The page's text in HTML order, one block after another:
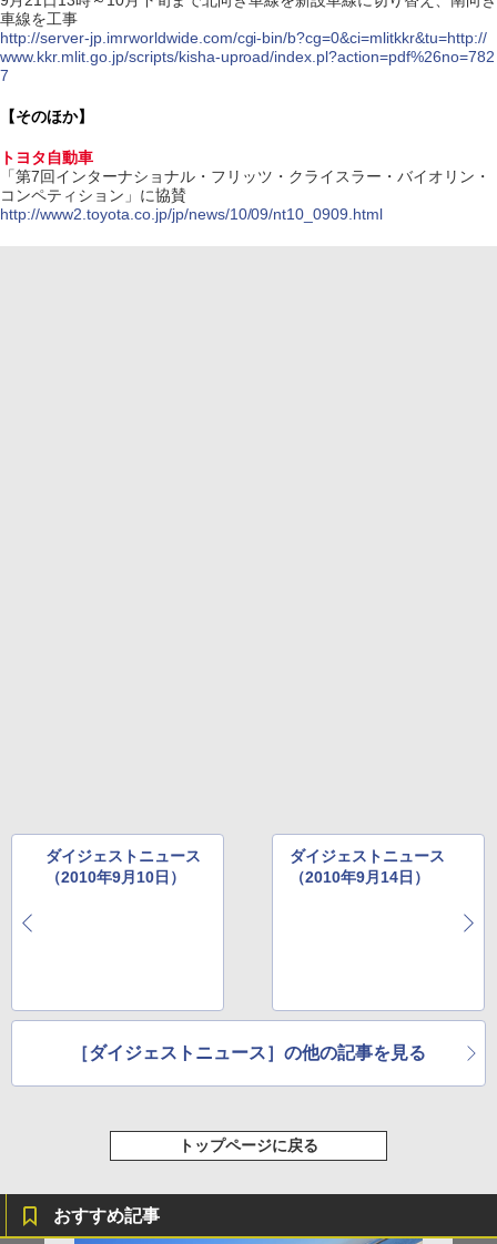
車線を工事
http://server-jp.imrworldwide.com/cgi-bin/b?cg=0&ci=mlitkkr&tu=http://
www.kkr.mlit.go.jp/scripts/kisha-uproad/index.pl?action=pdf%26no=782
7
【そのほか】
トヨタ自動車
「第7回インターナショナル・フリッツ・クライスラー・バイオリン・
コンペティション」に協賛
http://www2.toyota.co.jp/jp/news/10/09/nt10_0909.html
ダイジェストニュース
（2010年9月10日）
ダイジェストニュース
（2010年9月14日）
［ダイジェストニュース］の他の記事を見る
トップページに戻る
おすすめ記事